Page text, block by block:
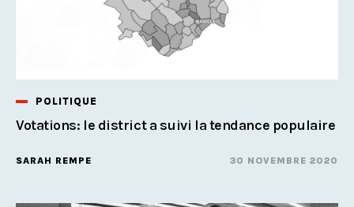
POLITIQUE
Votations: le district a suivi la tendance populaire
SARAH REMPE 30 NOVEMBRE 2020